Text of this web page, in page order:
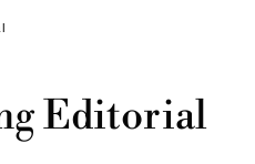
Editorial